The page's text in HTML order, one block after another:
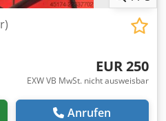
EUR 250
EXW VB MwSt. nicht ausweisbar
Anrufen